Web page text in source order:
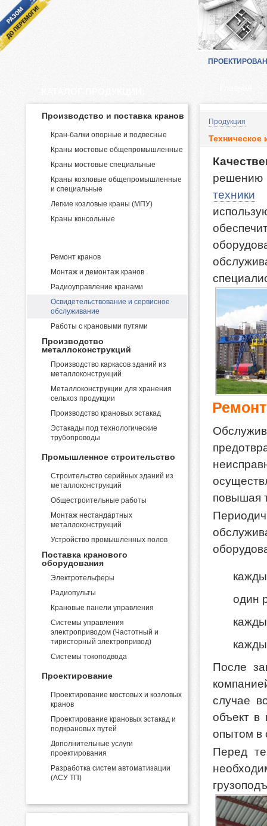
Производство и поставка кранов
Кран-балки опорные и подвесные
Краны мостовые общепромышленные
Краны мостовые специальные
Краны козловые общепромышленные
и специальные
Легкие козловые краны (МПУ)
Краны консольные
Ремонт кранов
Монтаж и демонтаж кранов
Радиоуправление кранами
Освидетельствование и сервисное
обслуживание
Работы с крановыми путями
Производство
металлоконструкций
Производство каркасов зданий из
металлоконструкций
Металлоконструкции для хранения
сельхоз продукции
Производство крановых эстакад
Эстакады под технологические
трубопроводы
Промышленное строительство
Строительство серийных зданий из
металлоконструкций
Общестроительные работы
Монтаж нестандартных
металлоконструкций
Устройство промышленных полов
Поставка кранового
оборудования
Электротельферы
Радиопульты
Крановые панели управления
Системы управления
электроприводом (Частотный и
тиристорный электропривод)
Системы токоподвода
Проектирование
Проектирование мостовых и козловых
кранов
Проектирование крановых эстакад и
подкрановых путей
Дополнительные услуги
проектирования
Разработка систем автоматизации
(АСУ ТП)
Продукция
Техническое
решению
техники
повышая
один
После
случае
объект в
опытом в
Перед